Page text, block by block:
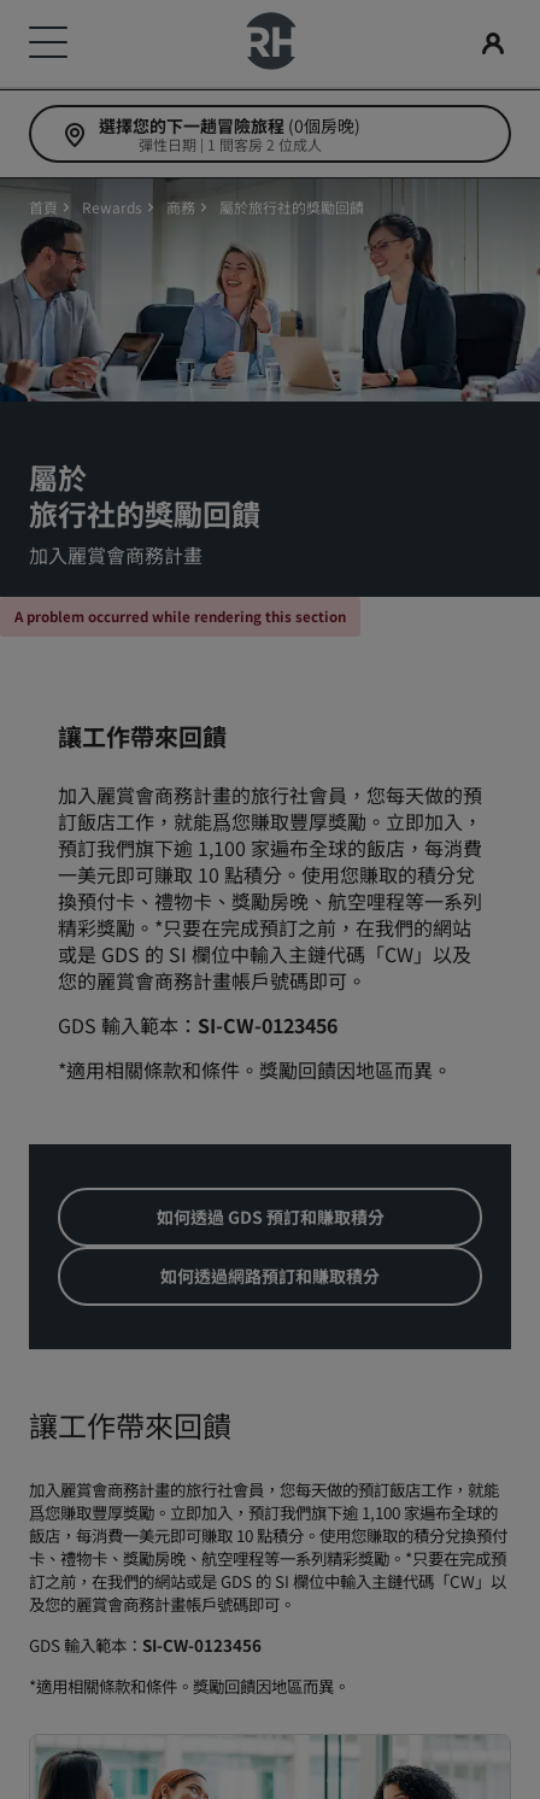
我們的品牌
Radisson Hotels 品牌
Radisson Collection Radisson Blu
Radisson Radisson RED
Radisson Individuals
中國區關聯品牌
Jin Jiang
Kunlun Golden Tulip
尋找您的酒店
目的地
度假酒店
酒店式公寓
機場酒店
即將登場的全新酒店
會議與活動
探索 Radisson Meetings
預訂會議空間
要求報價
活動目的地
產業解決方案
搜尋航班
搜尋航班
用餐
搜尋餐廳
數位服務
Radisson Hotels APP
酒店優惠
探索優惠折扣
首次預訂？
當日優惠
事先預訂
查看我們的套裝方案
旅行創意
適合家庭的酒店
Rad Pets
婚禮場地
環保酒店
運動團隊住宿
商務旅客
市中心酒店
Radisson Rewards
探索麗賞會
會員福利
如何使用積分
如何賺取積分
專業訂房人員和會議組織者
選擇您的下一趟冒險旅程 (0個房晚)
彈性日期 | 1 間客房 2 位成人
首頁 Rewards 商務 屬於旅行社的獎勵回饋
屬於
旅行社的獎勵回饋
加入麗賞會商務計畫
A problem occurred while rendering this section
讓工作帶來回饋
加入麗賞會商務計畫的旅行社會員，您每天做的預
訂飯店工作，就能爲您賺取豐厚獎勵。立即加入，
預訂我們旗下逾 1,100 家遍布全球的飯店，每消費
一美元即可賺取 10 點積分。使用您賺取的積分兌
換預付卡、禮物卡、獎勵房晚、航空哩程等一系列
精彩獎勵。*只要在完成預訂之前，在我們的網站
或是 GDS 的 SI 欄位中輸入主鏈代碼「CW」以及
您的麗賞會商務計畫帳戶號碼即可。
GDS 輸入範本： SI-CW-0123456
*適用相關條款和條件。獎勵回饋因地區而異。
如何透過 GDS 預訂和賺取積分
如何透過網路預訂和賺取積分
讓工作帶來回饋
加入麗賞會商務計畫的旅行社會員，您每天做的預訂飯店工作，就能
爲您賺取豐厚獎勵。立即加入，預訂我們旗下逾 1,100 家遍布全球的
飯店，每消費一美元即可賺取 10 點積分。使用您賺取的積分兌換預付
卡、禮物卡、獎勵房晚、航空哩程等一系列精彩獎勵。*只要在完成預
訂之前，在我們的網站或是 GDS 的 SI 欄位中輸入主鏈代碼「CW」以
及您的麗賞會商務計畫帳戶號碼即可。
GDS 輸入範本： SI-CW-0123456
*適用相關條款和條件。獎勵回饋因地區而異。